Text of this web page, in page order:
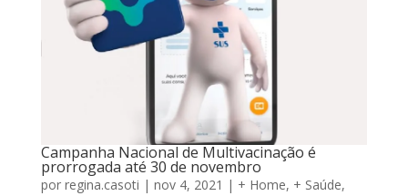
Campanha Nacional de Multivacinação é
prorrogada até 30 de novembro
por regina.casoti | nov 4, 2021 | + Home, + Saúde,